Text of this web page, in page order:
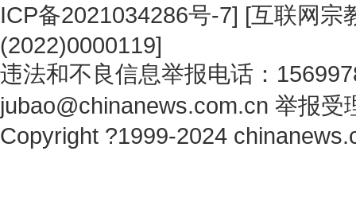
ICP备2021034286号-7] [互联网宗
(2022)0000119]
违法和不良信息举报电话：
jubao@chinanews.com.cn 举报受
Copyright ?1999-2024